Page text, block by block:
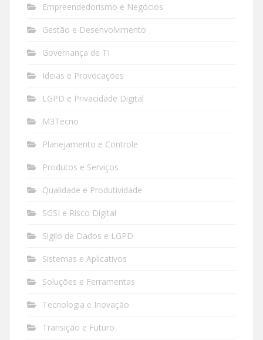
Empreendedorismo e Negócios
Gestão e Desenvolvimento
Governança de TI
Ideias e Provocações
LGPD e Privacidade Digital
M3Tecno
Planejamento e Controle
Produtos e Serviços
Qualidade e Produtividade
SGSI e Risco Digital
Sigilo de Dados e LGPD
Sistemas e Aplicativos
Soluções e Ferramentas
Tecnologia e Inovação
Transição e Futuro